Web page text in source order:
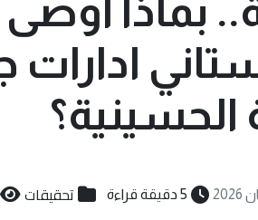
بماذا
الحسينية؟
5 دقيقة قراءة تحقيقات